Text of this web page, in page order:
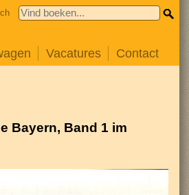
Vacatures Contact
Bayern, Band 1 im